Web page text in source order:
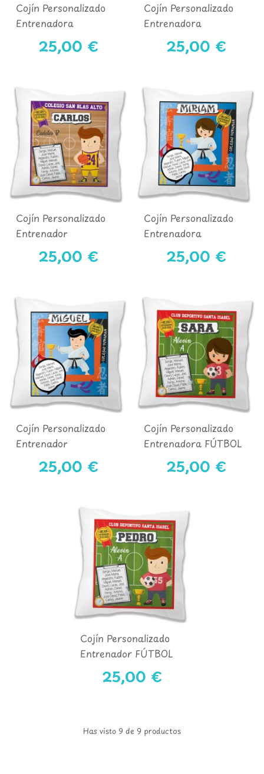
Cojín Personalizado
Entrenadora
VOLEIBOL25,00 €
Cojín Personalizado
Entrenadora
BALONCESTO
25,00 €
Cojín Personalizado
Entrenador
BALONCESTO
25,00 €
Cojín Personalizado
Entrenadora
KÁRATE/JUDO
25,00 €
Cojín Personalizado
Entrenador
KÁRATE/JUDO
25,00 €
Cojín Personalizado
Entrenadora FÚTBOL
25,00 €
Cojín Personalizado
Entrenador FÚTBOL
25,00 €
Has visto 9 de 9 productos